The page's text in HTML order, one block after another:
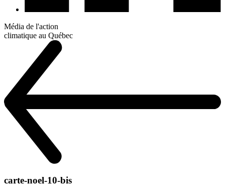
Média de l'action
climatique au Québec
carte-noel-10-bis